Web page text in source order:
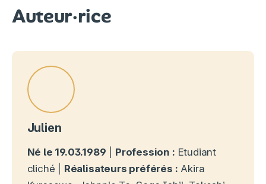
Auteur·rice
Julien
Né le 19.03.1989 Profession : Etudiant
cliché | Réalisateurs préférés : Akira